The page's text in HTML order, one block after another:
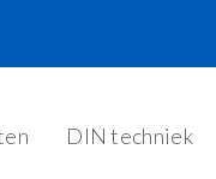
DIN techniek